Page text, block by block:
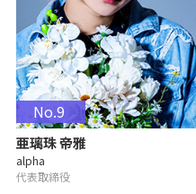
No.9
亜璃珠 帝雅
alpha
代表取締役